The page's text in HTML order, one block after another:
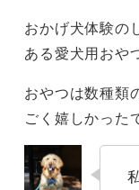
おかげ犬体験の
ある愛犬用おや
おやつは数種類
ごく嬉しかった